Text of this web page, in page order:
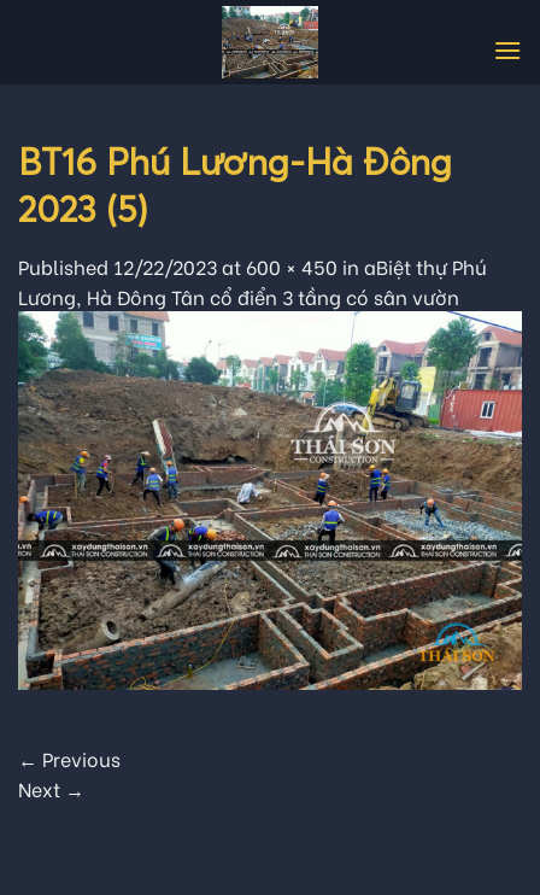
BT16 Phú Lương-Hà Đông
2023 (5)
Published 12/22/2023at 600 × 450 in aBiệt thự Phú
Lương, Hà Đông Tân cổ điển 3 tầng có sân vườn
← Previous
Next →